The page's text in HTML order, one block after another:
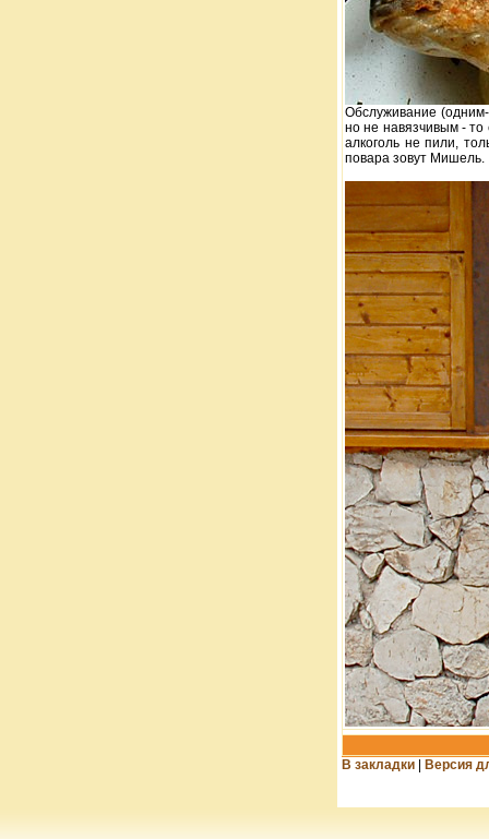
Обслуживание
но не навязчивым - то
алкоголь не пили,
повара зовут Мишель.
В закладки Версия